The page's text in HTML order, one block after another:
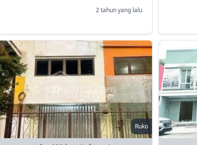
2 tahun yang lalu
Ruko